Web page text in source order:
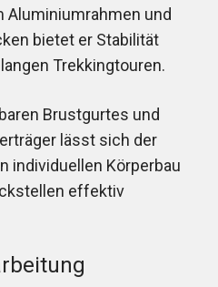
Aluminiumrahmen und
bietet er Stabilität
Trekkingtouren.
Brustgurtes und
lässt sich der
individuellen Körperbau
effektiv